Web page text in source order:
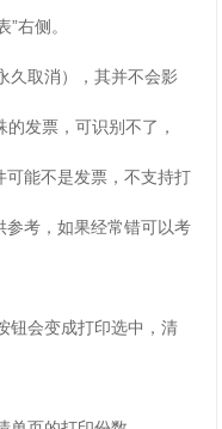
右侧。
久取消），其并不会影
发票，可识别不了，
可能不是发票，不支持打
参考，如果经常错可以考
钮会变成打印选中，清